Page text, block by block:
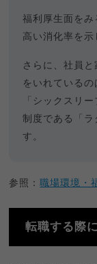
福利厚生面をみ
高い消化率を
さらに、社員
をいれている
「シックスリ
制度である「
す。
参照：職場環境・
転職する際